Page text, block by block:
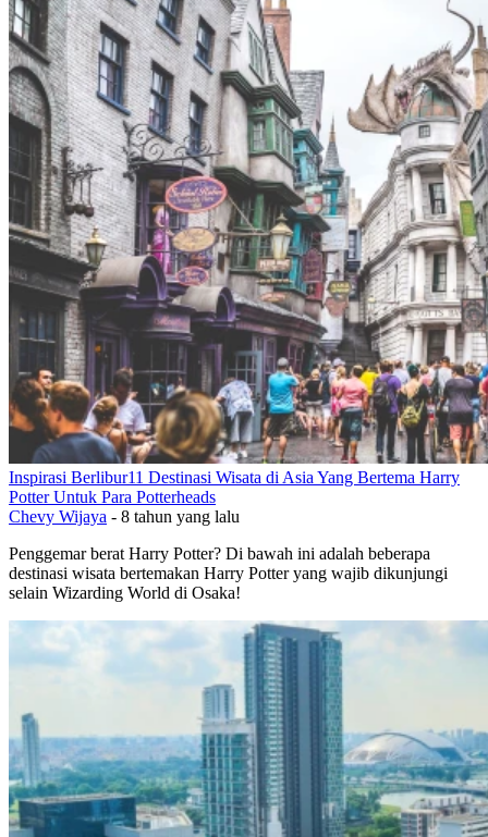
Inspirasi Berlibur11 Destinasi Wisata di Asia Yang Bertema Harry
Potter Untuk Para Potterheads
Chevy Wijaya - 8 tahun yang lalu
Penggemar berat Harry Potter? Di bawah ini adalah beberapa
destinasi wisata bertemakan Harry Potter yang wajib dikunjungi
selain Wizarding World di Osaka!